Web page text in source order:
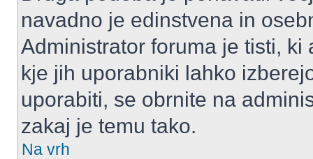
navadno je edinstvena in
Administrator foruma je tisti,
kje jih uporabniki lahko
uporabiti, se obrnite na
zakaj je temu tako.
Na vrh